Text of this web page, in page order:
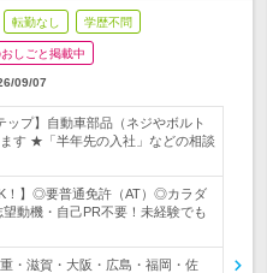
転勤なし 学歴不問
しごと掲載中
09/07
ップ】自動車部品（ネジやボルト
す ★「半年先の入社」などの相談
！】◎要普通免許（AT）◎カラダ
動機・自己PR不要！未経験でも
・滋賀・大阪・広島・福岡・佐